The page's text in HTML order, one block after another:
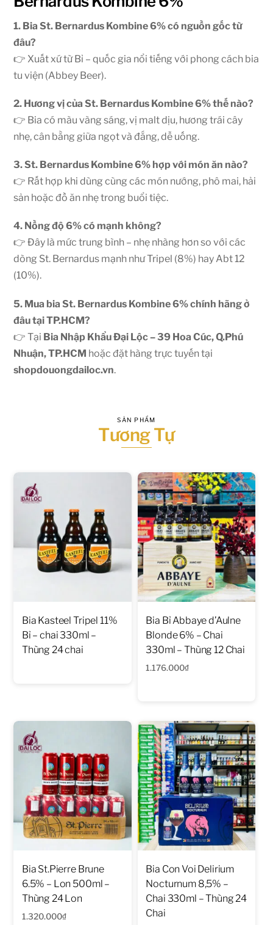
1. Bia St. Bernardus Kombine 6% có nguồn gốc từ
đâu?
👉 Xuất xứ từ Bỉ – quốc gia nổi tiếng với phong cách bia
tu viện (Abbey Beer).
2. Hương vị của St. Bernardus Kombine 6% thế nào?
👉 Bia có màu vàng sáng, vị malt dịu, hương trái cây
nhẹ, cân bằng giữa ngọt và đắng, dễ uống.
3. St. Bernardus Kombine 6% hợp với món ăn nào?
👉 Rất hợp khi dùng cùng các món nướng, phô mai, hải
sản hoặc đồ ăn nhẹ trong buổi tiệc.
4. Nồng độ 6% có mạnh không?
👉 Đây là mức trung bình – nhẹ nhàng hơn so với các
dòng St. Bernardus mạnh như Tripel (8%) hay Abt 12
(10%).
5. Mua bia St. Bernardus Kombine 6% chính hãng ở
đâu tại TP.HCM?
👉 Tại Bia Nhập Khẩu Đại Lộc – 39 Hoa Cúc, Q.Phú
Nhuận, TP.HCM hoặc đặt hàng trực tuyến tại
shopdouongdailoc.vn.
SẢN PHẨM
Tương Tự
Bia Kasteel Tripel 11%
Bỉ – chai 330ml –
Thùng 24 chai
Bia Bỉ Abbaye d’Aulne
Blonde 6% – Chai
330ml – Thùng 12 Chai
1.176.000₫
Bia St.Pierre Brune
6.5% – Lon 500ml –
Thùng 24 Lon
1.320.000₫
Bia Con Voi Delirium
Nocturnum 8,5% –
Chai 330ml – Thùng 24
Chai